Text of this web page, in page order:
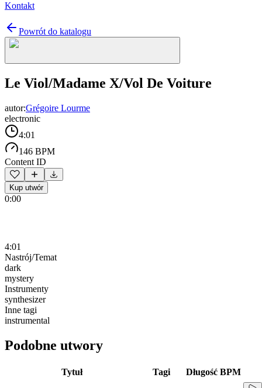
Kontakt
Powrót do katalogu
Le Viol/Madame X/Vol De Voiture
autor:Grégoire Lourme
electronic
4:01
146 BPM
Content ID
Kup utwór
0:00
4:01
Nastrój/Temat
dark
mystery
Instrumenty
synthesizer
Inne tagi
instrumental
Podobne utwory
Tytuł Tagi Długość BPM